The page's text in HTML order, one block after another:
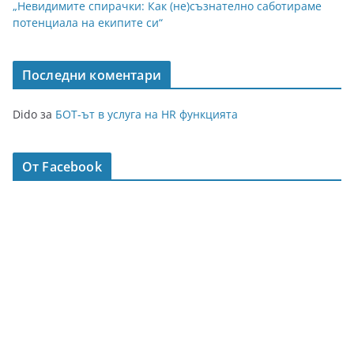
„Невидимите спирачки: Как (не)съзнателно саботираме
потенциала на екипите си“
Последни коментари
Dido за БОТ-ът в услуга на HR функцията
От Facebook